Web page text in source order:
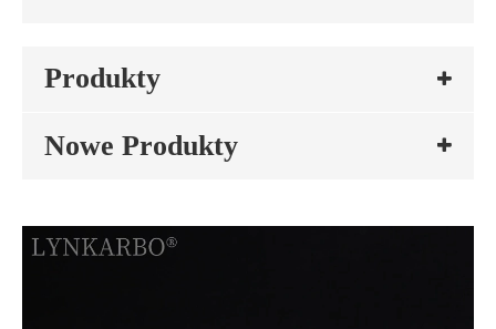
Produkty
Nowe Produkty